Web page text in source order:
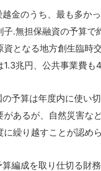
金のうち、最も多か
子.無担保融資の予算で
資となる地方創生臨
1.3兆円、公共事業費も
予算は年度内に使い
があるが、自然災害な
に繰り越すことが認め
編成を取り仕切る財